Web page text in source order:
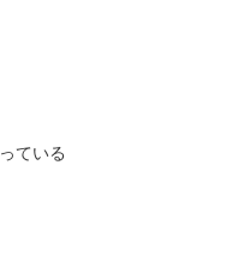
ている